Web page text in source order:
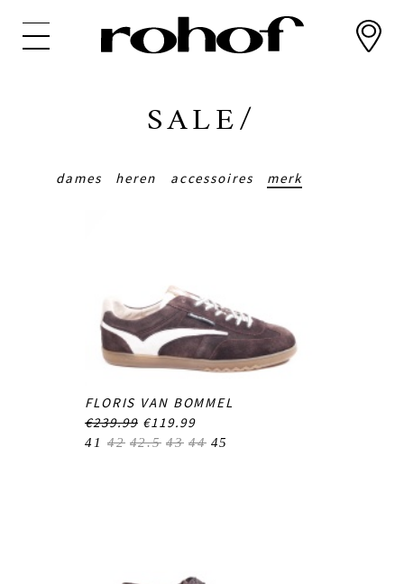
SALE/
dames heren accessoires merk
FLORIS VAN BOMMEL
€239.99 €119.99
41 42 42.5 43 44 45